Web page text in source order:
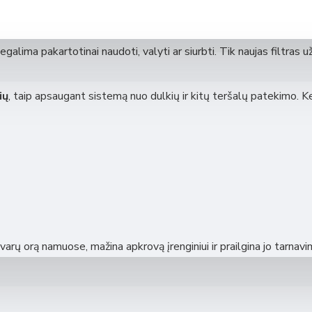
(su tenu)
ERV (integruotas LAN modulis)
indikatorius praneša apie filtro užsiteršimą. Siekiant
2 kartus per metus
pakartotinai naudoti, valyti ar siurbti. Tik naujas filtras
, taip apsaugant sistemą nuo dulkių ir kitų teršalų patekimo.
orą namuose, mažina apkrovą įrenginiui ir prailgina jo